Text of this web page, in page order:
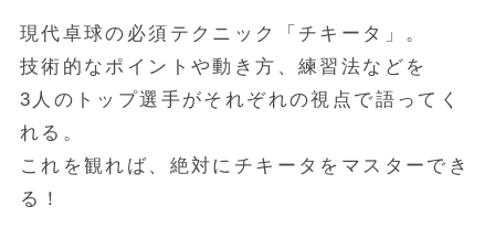
現代卓球の必須テクニック「チキータ」。
技術的なポイントや動き方、練習法などを
3人のトップ選手がそれぞれの視点で語ってく
れる。
これを観れば、絶対にチキータをマスターでき
る！